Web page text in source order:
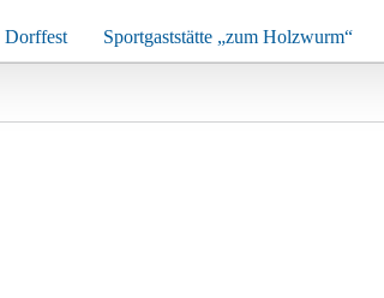
Dorffest Sportgaststätte „zum Holzwurm“